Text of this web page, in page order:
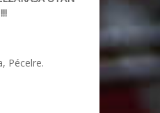
Pécelre.